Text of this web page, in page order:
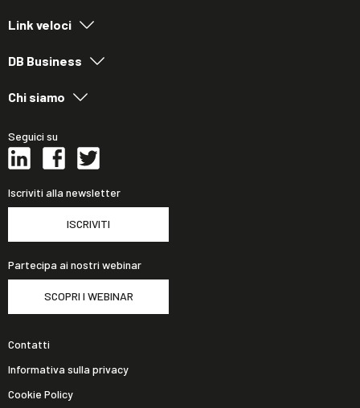
Link veloci
DB Business
Chi siamo
Seguici su
Iscriviti alla newsletter
ISCRIVITI
Partecipa ai nostri webinar
SCOPRI I WEBINAR
Contatti
Informativa sulla privacy
Cookie Policy